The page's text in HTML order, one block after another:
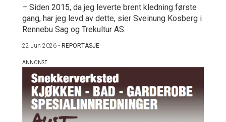
– Siden 2015, da jeg leverte brent kledning første
gang, har jeg levd av dette, sier Sveinung Kosberg i
Rennebu Sag og Trekultur AS.
22 Jun 2026 • REPORTASJE